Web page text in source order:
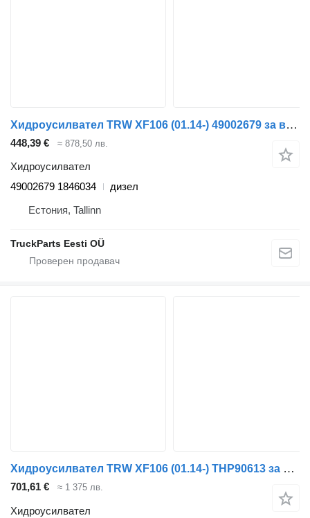
Хидроусилвател TRW XF106 (01.14-) 49002679 за влекач DAF XF106 (2014-)
448,39 € ≈ 878,50 лв.
Хидроусилвател
49002679 1846034
дизел
Естония, Tallinn
TruckParts Eesti OÜ
Хидроусилвател TRW XF106 (01.14-) THP90613 за влекач DAF XF106 (2014-)
701,61 € ≈ 1 375 лв.
Хидроусилвател